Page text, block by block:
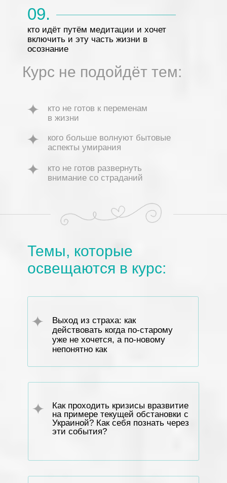
09.
кто идёт путём медитации и хочет
включить и эту часть жизни в
осознание
Курс не подойдёт тем:
кто не готов к переменам
в жизни
кого больше волнуют бытовые
аспекты умирания
кто не готов развернуть
внимание со страданий
Темы, которые
освещаются в курс:
Выход из страха: как
действовать когда по-старому
уже не хочется, а по-новому
непонятно как
Как проходить кризисы вразвитие
на примере текущей обстановки с
Украиной? Как себя познать через
эти события?